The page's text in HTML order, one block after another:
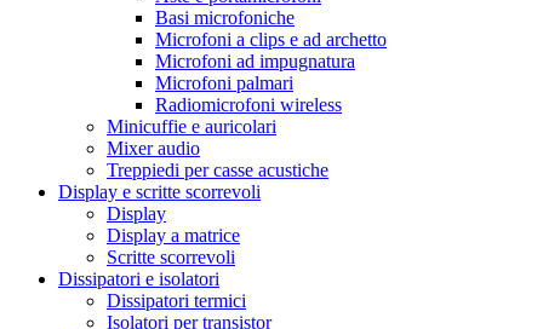
Basi microfoniche
Microfoni a clips e ad archetto
Microfoni ad impugnatura
Microfoni palmari
Radiomicrofoni wireless
Minicuffie e auricolari
Mixer audio
Treppiedi per casse acustiche
Display e scritte scorrevoli
Display
Display a matrice
Scritte scorrevoli
Dissipatori e isolatori
Dissipatori termici
Isolatori per transistor